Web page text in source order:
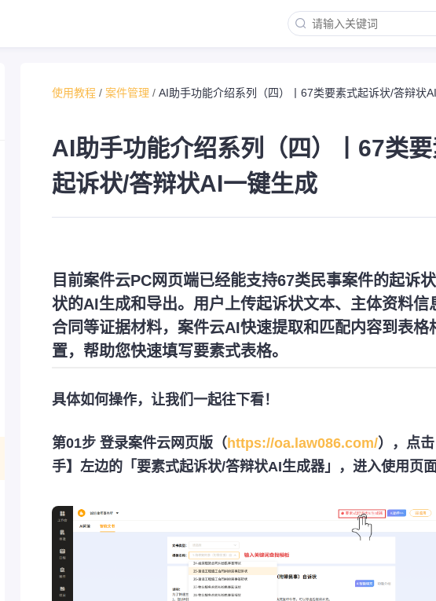
使用教程 / 案件管理 / AI助手功能介绍系列（四）丨67类要素式起诉状/答辩状
AI助手功能介绍系列（四）丨67类
起诉状/答辩状AI一键生成
目前案件云PC网页端已经能支持67类民事案件的起诉
状的AI生成和导出。用户上传起诉状文本、主体资料信
合同等证据材料，案件云AI快速提取和匹配内容到表格
置，帮助您快速填写要素式表格。
具体如何操作，让我们一起往下看！
第01步 登录案件云网页版（ https://oa.law086.com/），点
手】左边的「要素式起诉状/答辩状AI生成器」，进入使用页面